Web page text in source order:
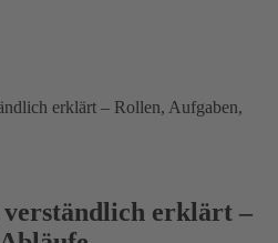
erklärt – Rollen, Aufgaben,
erklärt –